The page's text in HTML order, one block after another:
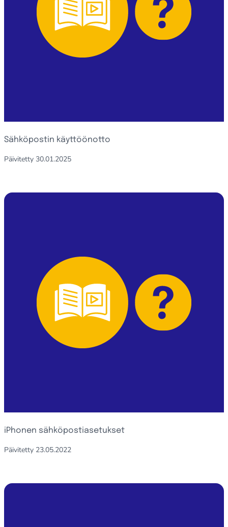
Sähköpostin käyttöönotto
Päivitetty 30.01.2025
iPhonen sähköpostiasetukset
Päivitetty 23.05.2022